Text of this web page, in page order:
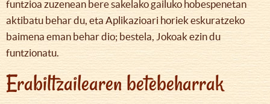
funtzioa zuzenean bere sakelako gailuko hobespenetan
aktibatu behar du, eta Aplikazioari horiek eskuratzeko
baimena eman behar dio; bestela, Jokoak ezin du
funtzionatu.
Erabiltzailearen betebeharrak